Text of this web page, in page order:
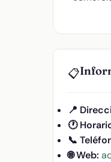
📋
📍
🕐
📞
🌐 Web: